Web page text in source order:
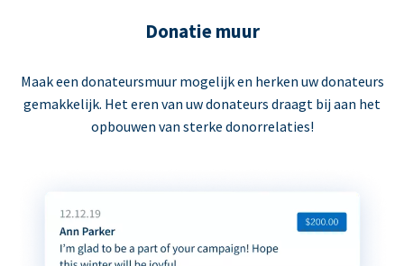
Donatie muur
Maak een donateursmuur mogelijk en herken uw donateurs
gemakkelijk. Het eren van uw donateurs draagt bij aan het
opbouwen van sterke donorrelaties!